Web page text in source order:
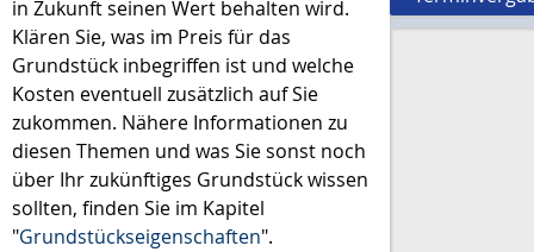
in Zukunft seinen Wert behalten wird.
Klären Sie, was im Preis für das
Grundstück inbegriffen ist und welche
Kosten eventuell zusätzlich auf Sie
zukommen. Nähere Informationen zu
diesen Themen und was Sie sonst noch
über Ihr zukünftiges Grundstück wissen
sollten, finden Sie im Kapitel
"Grundstückseigenschaften".